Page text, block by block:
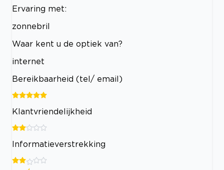
Ervaring met:
zonnebril
Waar kent u de optiek van?
internet
Bereikbaarheid (tel/ email)
Klantvriendelijkheid
Informatieverstrekking